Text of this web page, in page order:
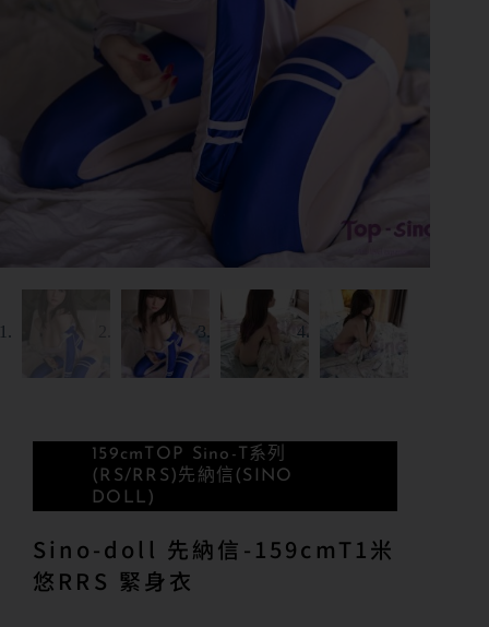
159cm
TOP Sino-T系列
(RS/RRS)先納信(SINO
DOLL)
Sino-doll 先納信-159cmT1米
悠RRS 緊身衣